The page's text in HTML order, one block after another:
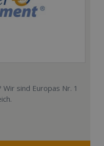
sind Europas Nr. 1